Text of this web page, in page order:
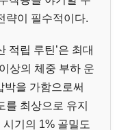
략이 필수적이다.
적립 루틴’은 최대
상의 체중 부하 운
박을 가함으로써
최상으로 유지
기의 1% 골밀도